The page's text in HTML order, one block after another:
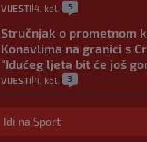
VIJESTI 4. kol. 5
Stručnjak o prometnom
Konavlima na granici s
"Idućeg ljeta bit će još
VIJESTI 4. kol. 3
Iz Hrvatske u Italiju
mora. Provjerili smo
Idi na Sport